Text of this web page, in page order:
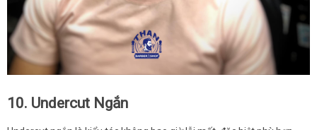
10. Undercut Ngắn